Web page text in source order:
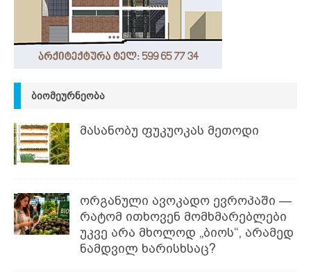
ᲑᲘᲝᲛᲔᲣᲠᲜᲔᲝᲑᲐ
მასანობუ ფუკუოკას მეთოდი
ორგანული ავოკადო ევროპაში —
რატომ ითხოვენ მომხმარებლები
უკვე არა მხოლოდ „ბიოს“, არამედ
ნამდვილ ხარისხსაც?